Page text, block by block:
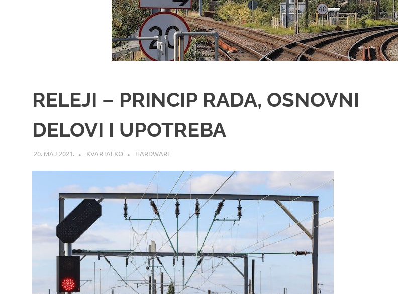
RELEJI – PRINCIP RADA, OSNOVNI
DELOVI I UPOTREBA
20. МАЈ 2021. KVARTALKO HARDWARE